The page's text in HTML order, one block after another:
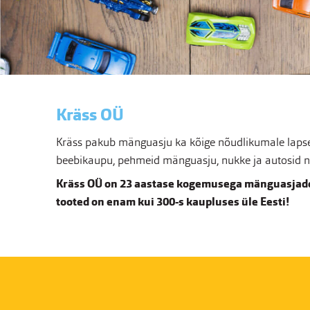
Kräss OÜ
Kräss pakub mänguasju ka kõige nõudlikumale
beebikaupu, pehmeid mänguasju, nukke ja autosid
Kräss OÜ on 23 aastase kogemusega
tooted on enam kui 300-s kaupluses üle Eesti!